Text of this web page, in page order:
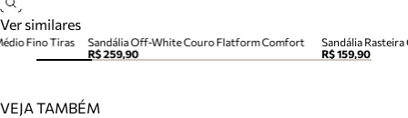
Ver similares
Sandália Off-White Couro Flatform Comfort
R$ 259,90
Sandália
R$ 159,90
Fino Tiras
VEJA TAMBÉM